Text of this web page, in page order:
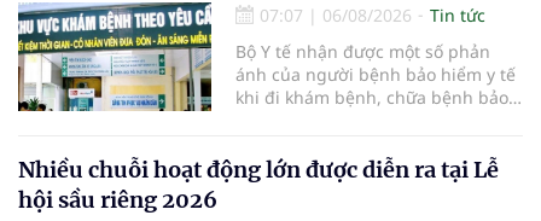
07:07 | 06/08/2026
Tin tức
Bộ Y tế nhận được một số phản
ánh của người bệnh bảo hiểm y tế
khi đi khám bệnh, chữa bệnh bảo
bệnh, chữa bệnh theo yêu cầu
nhưng vẫn phải nộp thêm các chi
Nhiều chuỗi hoạt động lớn được diễn ra tại Lễ
hội sầu riêng 2026